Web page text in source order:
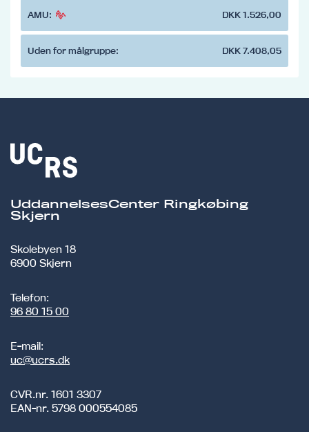
AMU: DKK 1.526,00
Uden for målgruppe: DKK 7.408,05
UddannelsesCenter Ringkøbing
Skjern
Skolebyen 18
6900 Skjern
Telefon:
96 80 15 00
E-mail:
uc@ucrs.dk
CVR.nr. 1601 3307
EAN-nr. 5798 000554085